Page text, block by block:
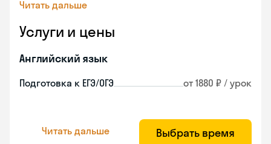
Читать дальше
Услуги и цены
Английский язык
Подготовка к ЕГЭ/ОГЭ от 1880 ₽ / урок
Читать дальше Выбрать время